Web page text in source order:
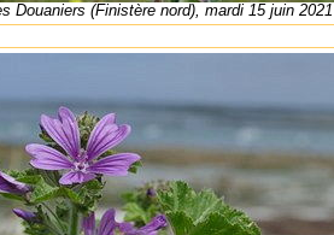
Douaniers (Finistère nord), mardi 15 juin 2021